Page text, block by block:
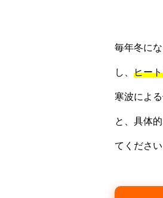
毎年冬に
し、 ヒー
寒波によ
と、具体
てください